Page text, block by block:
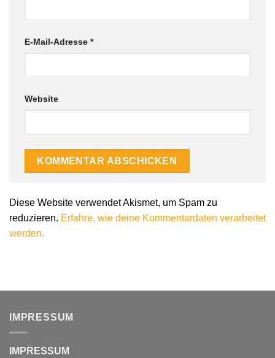
E-Mail-Adresse *
Website
Diese Website verwendet Akismet, um Spam zu
reduzieren. Erfahre, wie deine Kommentardaten verarbeitet
werden.
IMPRESSUM
IMPRESSUM